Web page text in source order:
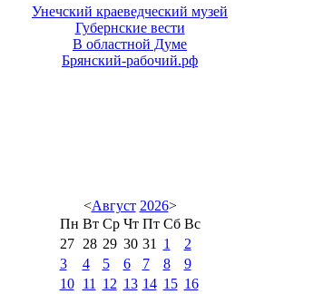
Унечский краеведческий музей
Губернские вести
В областной Думе
Брянский-рабочий.рф
<Август 2026>
Пн Вт Ср Чт Пт Сб Вс
27
28 29 30 31 1
2
3
4 5 6 7 8
9
10
11 12 13 14 15 16